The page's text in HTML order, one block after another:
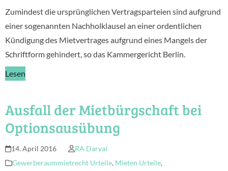
Zumindest die ursprünglichen Vertragsparteien sind aufgrund
einer sogenannten Nachholklausel an einer ordentlichen
Kündigung des Mietvertrages aufgrund eines Mangels der
Schriftform gehindert, so das Kammergericht Berlin.
Lesen
Ausfall der Mietbürgschaft bei
Optionsausübung
14. April 2016
RA Daryai
Gewerberaummietrecht Urteile, Mieten Urteile,